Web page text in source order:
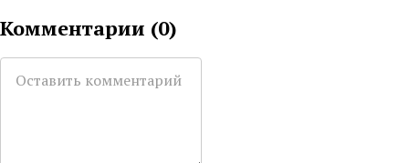
Комментарии (0)